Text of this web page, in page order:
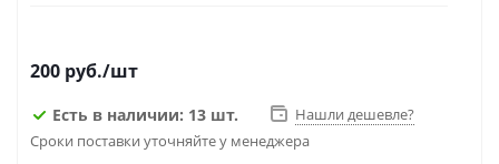
200 руб./шт
Есть в наличии: 13 шт.
Нашли дешевле?
Сроки поставки уточняйте у менеджера